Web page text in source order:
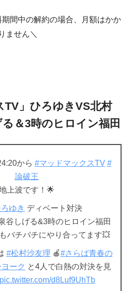
間中の解約の場合、月額はかか
りません＼
TV」ひろゆきVS北村
＆3時のヒロイン福田
から #マッドマックスTV #
論破王
上波です！🌟
ゆき ディベート対決
谷しげる&3時のヒロイン福田
バチバチにやり合ってます💥
#松村沙友理 🍎#さらば青春の
ーク と4人で白熱の対決を見
pic.twitter.com/d8Luf9UhTb